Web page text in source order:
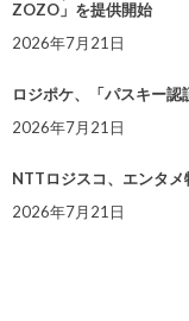
ZOZO」を提供開始
2026年7月21日
ロジポケ、「パスキー
2026年7月21日
NTTロジスコ、エンタ
2026年7月21日